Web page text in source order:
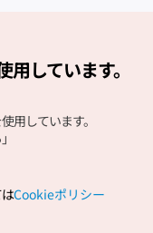
All Rights
しています。
用しています。
Cookieポリシー